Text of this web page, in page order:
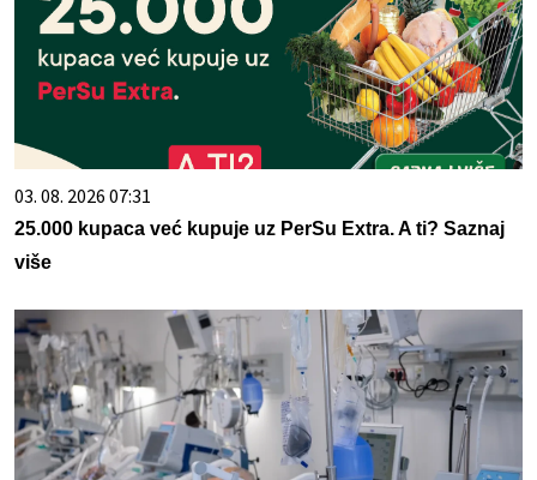
03. 08. 2026 07:31
25.000 kupaca već kupuje uz PerSu Extra. A ti? Saznaj
više